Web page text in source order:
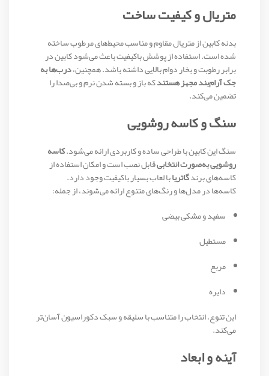
متریال و کیفیت ساخت
بدنه کابین از متریال مقاوم و مناسب محیط‌های مرطوب ساخته
شده است. استفاده از پوشش باکیفیت باعث می‌شود کابین در
برابر رطوبت و بخار دوام بالایی داشته باشد. همچنین،درب‌ها به
جک آرام‌بند مجهز هستندکه باز و بسته شدن نرم و بی‌صدا را
تضمین می‌کند.
سنگ و کاسه روشویی
سنگ این کابین با طراحی ساده و کاربردی ارائه می‌شود.کاسه
روشویی به‌صورت انتخابیقابل نصب است و امکان استفاده از
کاسه‌های برندگاتریابا لعاب بسیار باکیفیت وجود دارد.
کاسه‌ها در مدل‌ها و رنگ‌های متنوع ارائه می‌شوند، از جمله:
سفید و مشکی بیضی
مستطیل
مربع
دایره
این تنوع، انتخاب را متناسب با سلیقه و سبک دکوراسیون آسان‌تر
می‌کند.
آینه و ابعاد